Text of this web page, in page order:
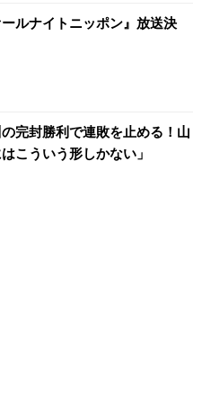
ールナイトニッポン』放送決
完封勝利で連敗を止める！山
こういう形しかない」